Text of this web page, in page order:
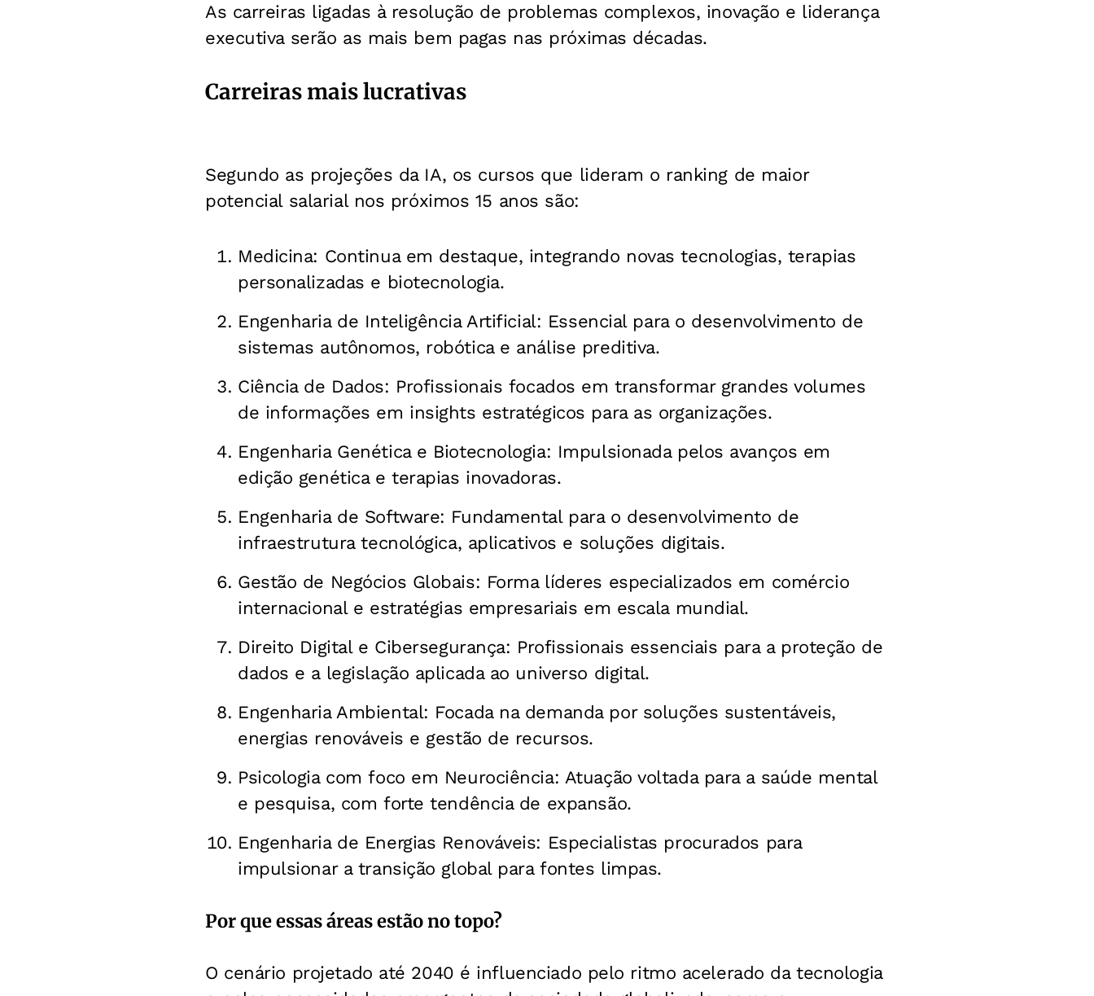
As carreiras ligadas à resolução de problemas complexos, inovação e liderança
executiva serão as mais bem pagas nas próximas décadas.
Carreiras mais lucrativas
Segundo as projeções da IA, os cursos que lideram o ranking de maior
potencial salarial nos próximos 15 anos são:
Medicina: Continua em destaque, integrando novas tecnologias, terapias
personalizadas e biotecnologia.
Engenharia de Inteligência Artificial: Essencial para o desenvolvimento de
sistemas autônomos, robótica e análise preditiva.
Ciência de Dados: Profissionais focados em transformar grandes volumes
de informações em insights estratégicos para as organizações.
Engenharia Genética e Biotecnologia: Impulsionada pelos avanços em
edição genética e terapias inovadoras.
Engenharia de Software: Fundamental para o desenvolvimento de
infraestrutura tecnológica, aplicativos e soluções digitais.
Gestão de Negócios Globais: Forma líderes especializados em comércio
internacional e estratégias empresariais em escala mundial.
Direito Digital e Cibersegurança: Profissionais essenciais para a proteção de
dados e a legislação aplicada ao universo digital.
Engenharia Ambiental: Focada na demanda por soluções sustentáveis,
energias renováveis e gestão de recursos.
Psicologia com foco em Neurociência: Atuação voltada para a saúde mental
e pesquisa, com forte tendência de expansão.
Engenharia de Energias Renováveis: Especialistas procurados para
impulsionar a transição global para fontes limpas.
Por que essas áreas estão no topo?
O cenário projetado até 2040 é influenciado pelo ritmo acelerado da tecnologia